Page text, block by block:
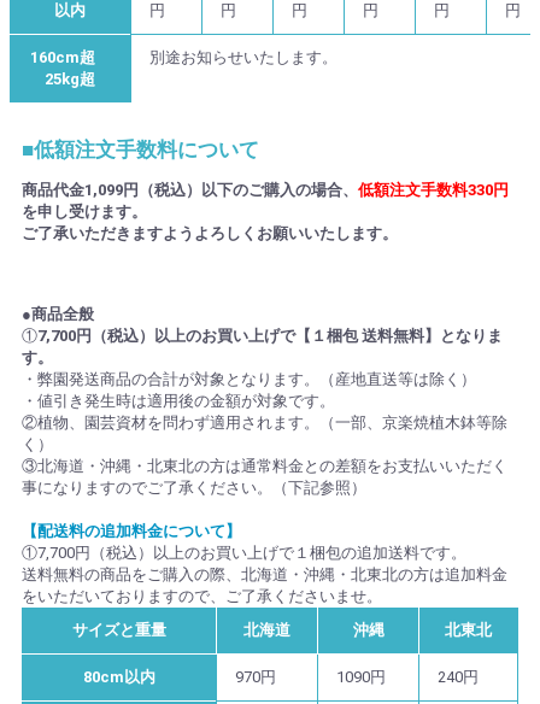
以内
円
円
円
円
円
円
160cm超
25kg超
別途お知らせいたします。
■低額注文手数料について
商品代金1,099円（税込）以下のご購入の場合、 低額注文手数料330円
を申し受けます。
ご了承いただきますようよろしくお願いいたします。
●商品全般
①7,700円（税込）以上のお買い上げで【１梱包 送料無料】となりま
す。
・弊園発送商品の合計が対象となります。（産地直送等は除く）
・値引き発生時は適用後の金額が対象です。
②植物、園芸資材を問わず適用されます。（一部、京楽焼植木鉢等除
く）
③北海道・沖縄・北東北の方は通常料金との差額をお支払いいただく
事になりますのでご了承ください。（下記参照）
【配送料の追加料金について】
①7,700円（税込）以上のお買い上げで１梱包の追加送料です。
送料無料の商品をご購入の際、北海道・沖縄・北東北の方は追加料金
をいただいておりますので、ご了承くださいませ。
サイズと重量
北海道 沖縄 北東北
80cm以内 970円 1090円 240円